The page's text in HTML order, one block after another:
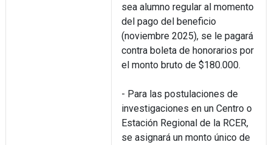
sea alumno regular al momento
del pago del beneficio
(noviembre 2025), se le pagará
contra boleta de honorarios por
el monto bruto de $180.000.
- Para las postulaciones de
investigaciones en un Centro o
Estación Regional de la RCER,
se asignará un monto único de